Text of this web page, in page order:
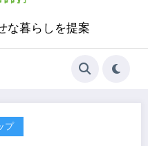
な暮らしを提案
プ